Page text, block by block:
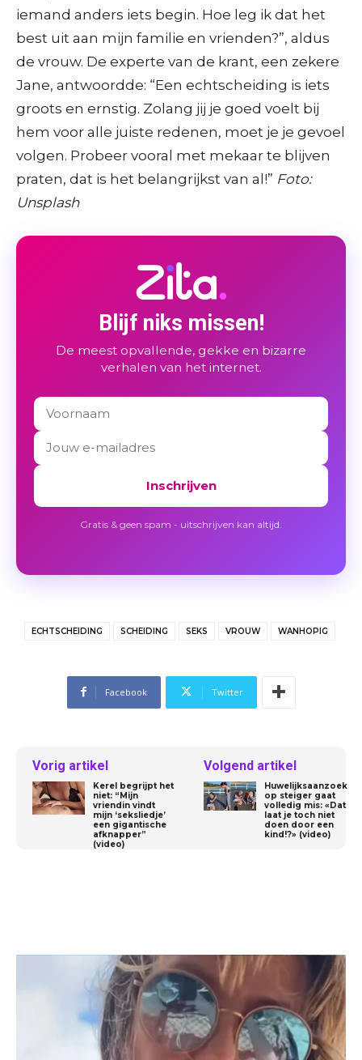
iemand anders iets begin. Hoe leg ik dat het
best uit aan mijn familie en vrienden?”, aldus
de vrouw. De experte van de krant, een zekere
Jane, antwoordde: “Een echtscheiding is iets
groots en ernstig. Zolang jij je goed voelt bij
hem voor alle juiste redenen, moet je je gevoel
volgen. Probeer vooral met mekaar te blijven
praten, dat is het belangrijkst van al!” Foto:
Unsplash
Blijf niks missen!
De meest opvallende, gekke en bizarre
verhalen van het internet.
Inschrijven
Gratis & geen spam - uitschrijven kan altijd.
ECHTSCHEIDING SCHEIDING SEKS VROUW WANHOPIG
Facebook Twitter
Vorig artikel
Kerel begrijpt het
niet: “Mijn
vriendin vindt
mijn ‘seksliedje’
een gigantische
afknapper”
(video)
Volgend artikel
Huwelijksaanzoek
op steiger gaat
volledig mis: «Dat
laat je toch niet
doen door een
kind!?» (video)